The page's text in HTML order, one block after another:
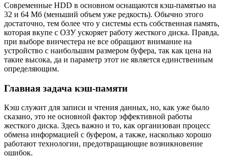
Современные HDD в основном оснащаются кэш-памятью на
32 и 64 Мб (меньший объем уже редкость). Обычно этого
достаточно, тем более что у системы есть собственная память,
которая вкупе с ОЗУ ускоряет работу жесткого диска. Правда,
при выборе винчестера не все обращают внимание на
устройство с наибольшим размером буфера, так как цена на
такие высока, да и параметр этот не является единственным
определяющим.
Главная задача кэш-памяти
Кэш служит для записи и чтения данных, но, как уже было
сказано, это не основной фактор эффективной работы
жесткого диска. Здесь важно и то, как организован процесс
обмена информацией с буфером, а также, насколько хорошо
работают технологии, предотвращающие возникновение
ошибок.